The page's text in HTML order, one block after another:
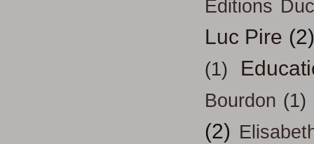
Editions
Luc Pire (2)
(1)
Bourdon (1)
(2)